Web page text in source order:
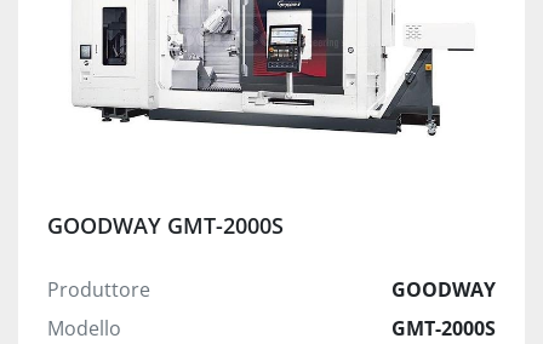
GOODWAY GMT-2000S
Produttore
GOODWAY
Modello
GMT-2000S